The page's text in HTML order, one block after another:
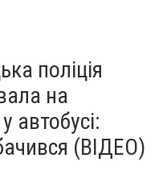
дерево і
собаки: як
доба для
Буковини
поліція
на
автобусі:
(ВІДЕО)